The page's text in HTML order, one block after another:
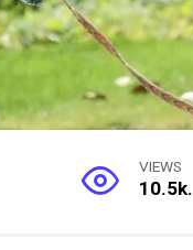
VIEWS
10.5k.